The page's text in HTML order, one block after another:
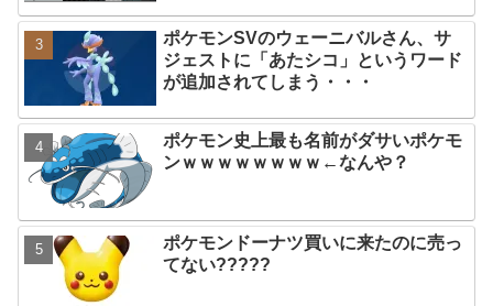
ポケモンSVのウェーニバルさん、サ
ジェストに「あたシコ」というワード
が追加されてしまう・・・
ポケモン史上最も名前がダサいポケモ
ンｗｗｗｗｗｗｗｗ←なんや？
ポケモンドーナツ買いに来たのに売っ
てない?????